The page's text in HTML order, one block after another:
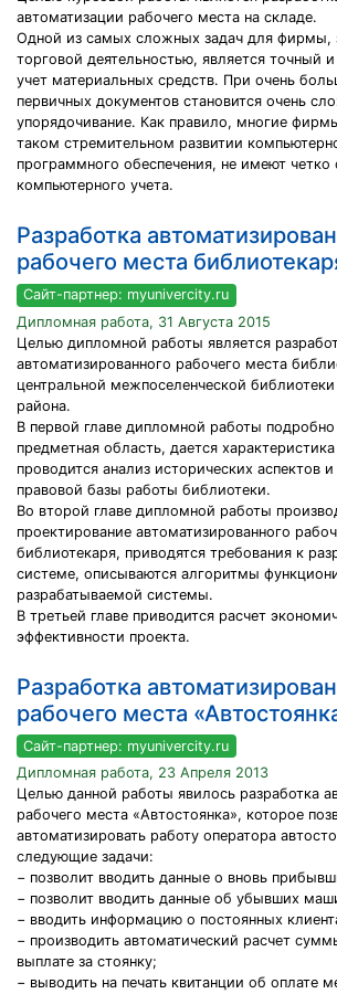
автоматизации рабочего места на складе.
Одной из самых сложных задач для фирмы,
торговой деятельностью, является точный
учет материальных средств. При очень
первичных документов становится очень
упорядочивание. Как правило, многие
таком стремительном развитии
программного обеспечения, не имеют четко
компьютерного учета.
Разработка
рабочего места
Сайт-партнер: myunivercity.ru
Дипломная работа, 31 Августа 2015
Целью дипломной работы является
автоматизированного рабочего места
центральной межпоселенческой
района.
В первой главе дипломной работы подробно
предметная область, дается
проводится анализ исторических аспектов
правовой базы работы библиотеки.
Во второй главе дипломной работы
проектирование автоматизированного
библиотекаря, приводятся требования к
системе, описываются алгоритмы
разрабатываемой системы.
В третьей главе приводится расчет
эффективности проекта.
Разработка
рабочего места
Сайт-партнер: myunivercity.ru
Дипломная работа, 23 Апреля 2013
Целью данной работы явилось разработка
рабочего места «Автостоянка», которое
автоматизировать работу оператора
следующие задачи:
− позволит вводить данные о вновь
− позволит вводить данные об убывших
− вводить информацию о постоянных
− производить автоматический расчет
выплате за стоянку;
− выводить на печать квитанции об оплате